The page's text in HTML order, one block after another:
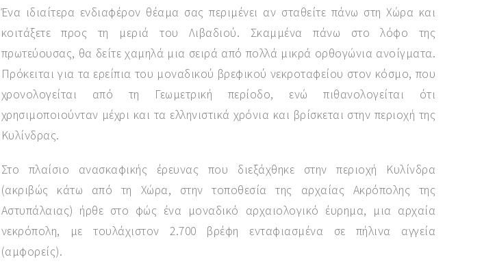
Ένα ιδιαίτερα ενδιαφέρον θέαμα σας περιμένει αν σταθείτε πάνω στη Χώρα και
κοιτάξετε προς τη μεριά του Λιβαδιού. Σκαμμένα πάνω στο λόφο της
πρωτεύουσας, θα δείτε χαμηλά μια σειρά από πολλά μικρά ορθογώνια ανοίγματα.
Πρόκειται για τα ερείπια του μοναδικού βρεφικού νεκροταφείου στον κόσμο, που
χρονολογείται από τη Γεωμετρική περίοδο, ενώ πιθανολογείται ότι
χρησιμοποιούνταν μέχρι και τα ελληνιστικά χρόνια και βρίσκεται στην περιοχή της
Κυλίνδρας.
Στο πλαίσιο ανασκαφικής έρευνας που διεξάχθηκε στην περιοχή Κυλίνδρα
(ακριβώς κάτω από τη Χώρα, στην τοποθεσία της αρχαίας Ακρόπολης της
Αστυπάλαιας) ήρθε στο φώς ένα μοναδικό αρχαιολογικό έυρημα, μια αρχαία
νεκρόπολη, με τουλάχιστον 2.700 βρέφη ενταφιασμένα σε πήλινα αγγεία
(αμφορείς).